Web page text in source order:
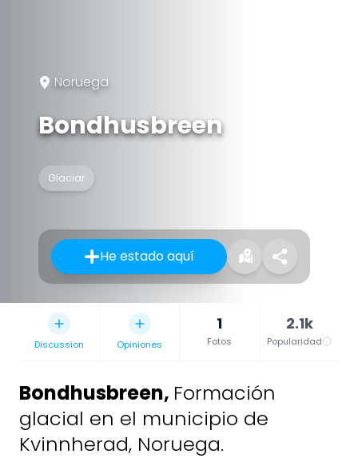
Noruega
Bondhusbreen
Glaciar
He estado aquí
Discussion Opiniones
1
Fotos
2.1k
Popularidad
Bondhusbreen, Formación
glacial en el municipio de
Kvinnherad, Noruega.